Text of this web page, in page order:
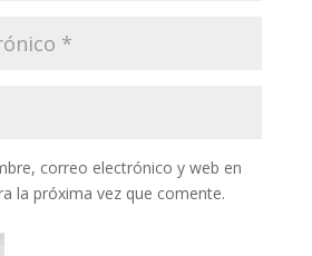
correo electrónico y web en
la próxima vez que comente.